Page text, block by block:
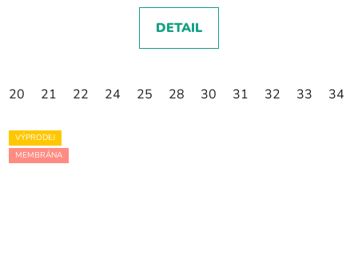
DETAIL
20 21 22 24 25 28 30 31 32 33 34
VÝPRODEJ
MEMBRÁNA